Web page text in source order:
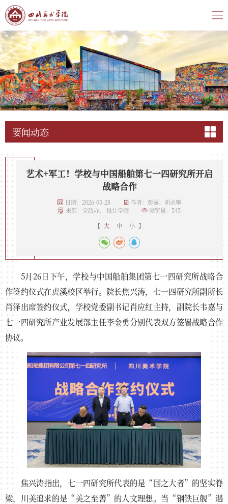
要闻动态
艺术+军工！学校与中国船舶第七一四研究所开启
战略合作
日期：2026-05-28
作者：彭露、胡永攀
来源：党政办、 设计学院
浏览量：545
【 大 中 小 】
5月26日下午，学校与中国船舶集团第七一四研究所战略合
作签约仪式在虎溪校区举行。院长焦兴涛，七一四研究所副所长
肖泽出席签约仪式，学校党委副书记肖应红主持，副院长韦嘉与
七一四研究所产业发展部主任李金勇分别代表双方签署战略合作
协议。
焦兴涛指出，七一四研究所代表的是“国之大者”的坚实脊
梁，川美追求的是“美之至善”的人文理想。当“钢铁巨舰”遇